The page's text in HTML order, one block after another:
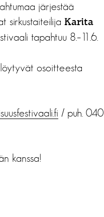
järjestää
sirkustaiteilija Karita
tapahtuu 8.–11.6.
löytyvät osoitteesta
/ puh. 040
kanssa!